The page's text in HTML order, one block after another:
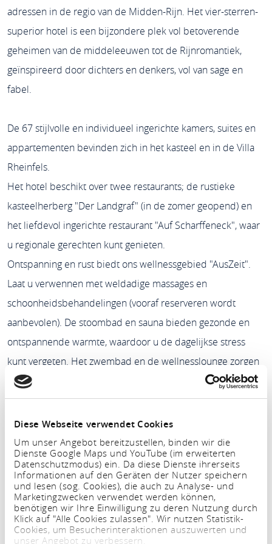
Diese Webseite verwendet Cookies
Um unser Angebot bereitzustellen, binden wir die
Dienste Google Maps und YouTube (im erweiterten
Datenschutzmodus) ein. Da diese Dienste ihrerseits
Informationen auf den Geräten der Nutzer speichern
und lesen (sog. Cookies), die auch zu Analyse- und
Marketingzwecken verwendet werden können,
benötigen wir Ihre Einwilligung zu deren Nutzung durch
Klick auf "Alle Cookies zulassen". Wir nutzen Statistik-
Cookies, um Besucherinteraktionen auszuwerten und
unser Angebot zu verbessern.
adressen in de regio van de Midden-Rijn. Het vier-sterren-
superior hotel is een bijzondere plek vol betoverende
geheimen van de middeleeuwen tot de Rijnromantiek,
geïnspireerd door dichters en denkers, vol van sage en
fabel.
De 67 stijlvolle en individueel ingerichte kamers, suites en
appartementen bevinden zich in het kasteel en in de Villa
Rheinfels.
Het hotel beschikt over twee restaurants; de rustieke
kasteelherberg "Der Landgraf" (in de zomer geopend) en
het liefdevol ingerichte restaurant "Auf Scharffeneck", waar
u regionale gerechten kunt genieten.
Ontspanning en rust biedt ons wellnessgebied "AusZeit".
Laat u verwennen met weldadige massages en
schoonheidsbehandelingen (vooraf reserveren wordt
aanbevolen). De stoombad en sauna bieden gezonde en
ontspannende warmte, waardoor u de dagelijkse stress
kunt vergeten. Het zwembad en de wellnesslounge zorgen
voor verkwikkende krachten van licht, water en lucht. Na
het saunabezoek kunt u ontspannen in de kasteeltuin met
uitzicht over het UNESCO-werelderfgoed van de Loreley.
Voor sportieve gasten is onze fitnessruimte, de
"Folterkammer", beschikbaar, evenals interessante
wandelpaden in de omgeving.
Periode